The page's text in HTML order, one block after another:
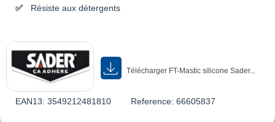
Résiste aux détergents
Télécharger FT-Mastic silicone Sader...
EAN13: 3549212481810 Reference: 66605837